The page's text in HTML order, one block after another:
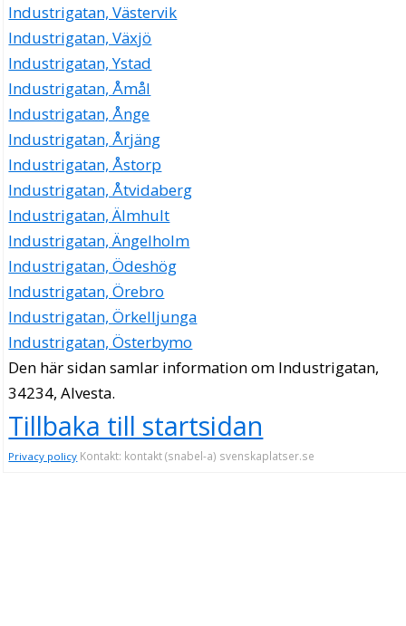
Industrigatan, Västervik
Industrigatan, Växjö
Industrigatan, Ystad
Industrigatan, Åmål
Industrigatan, Ånge
Industrigatan, Årjäng
Industrigatan, Åstorp
Industrigatan, Åtvidaberg
Industrigatan, Älmhult
Industrigatan, Ängelholm
Industrigatan, Ödeshög
Industrigatan, Örebro
Industrigatan, Örkelljunga
Industrigatan, Österbymo
Den här sidan samlar information om Industrigatan,
34234, Alvesta.
Tillbaka till startsidan
Privacy policy Kontakt: kontakt (snabel-a) svenskaplatser.se